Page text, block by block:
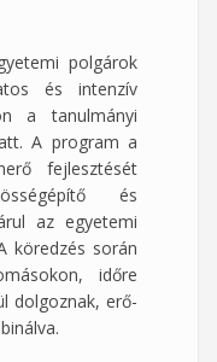
polgárok
és intenzív
a tanulmányi
A program a
fejlesztését
és
az egyetemi
köredzés során
időre
dolgoznak, erő-